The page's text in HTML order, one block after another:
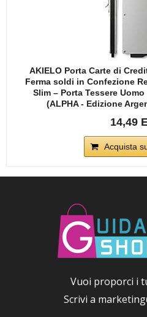
AKIELO Porta Carte di
Ferma soldi in Confezione
Slim – Porta Tessere
(ALPHA - Edizione
14,49
Acquista
Vuoi proporci i
Scrivi a